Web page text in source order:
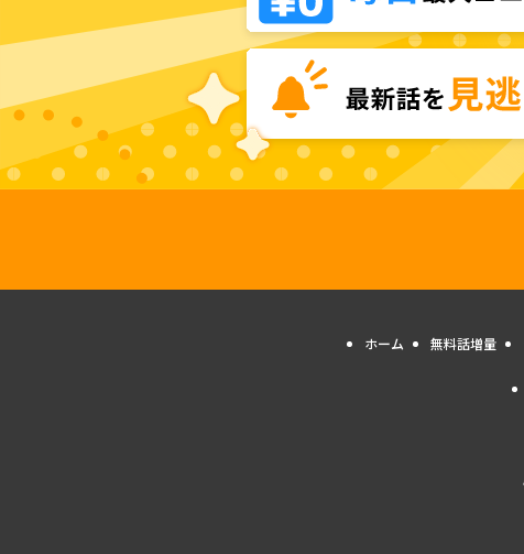
ホーム 無料話増量